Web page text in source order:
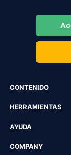
CONTENIDO
HERRAMIENTAS
AYUDA
COMPANY